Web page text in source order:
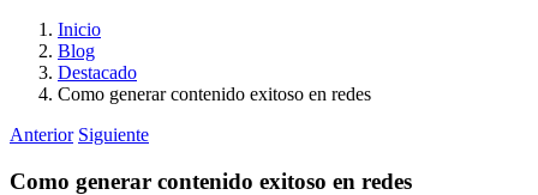
Inicio
Blog
Destacado
Como generar contenido exitoso en redes
Anterior Siguiente
Como generar contenido exitoso en redes